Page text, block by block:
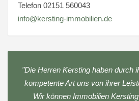
Telefon 02151 560043
info@kersting-immobilien.de
"Die Herren Kersting haben durch
kompetente Art uns von ihrer
Wir können Immobilien